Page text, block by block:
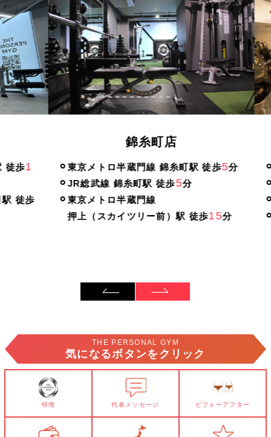
1
歩
錦糸町店
東京メトロ半蔵門線 錦糸町駅 徒歩5分
JR総武線 錦糸町駅 徒歩5分
東京メトロ半蔵門線
押上（スカイツリー前）駅 徒歩15分
THE PERSONAL GYM
気になるボタンをクリック
特徴 代表メッセージ ビフォーアフター